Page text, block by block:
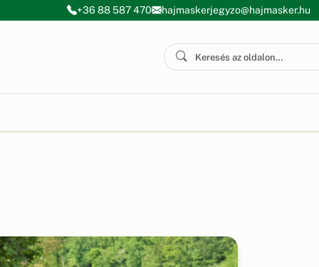
+36 88 587 470 hajmaskerjegyzo@hajmasker.hu